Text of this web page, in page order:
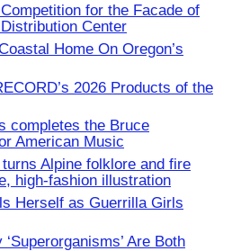
for the Facade of
Center
Home On Oregon’s
2026 Products of the
completes the Bruce
American Music
Alpine folklore and fire
high-fashion illustration
Herself as Guerrilla Girls
Are Both